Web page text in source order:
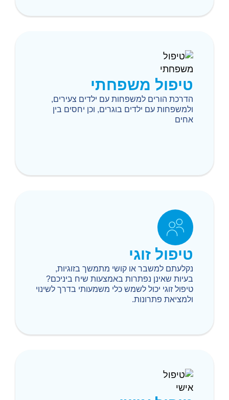
טיפול משפחתי
הדרכת הורים למשפחות עם ילדים צעירים,
ולמשפחות עם ילדים בוגרים, וכן יחסים בין
אחים
טיפול זוגי
נקלעתם למשבר או קושי מתמשך בזוגיות,
בעיות שאינן נפתרות באמצעות שיח ביניכם?
טיפול זוגי יכול לשמש כלי משמעותי בדרך לשינוי
ולמציאת פתרונות.